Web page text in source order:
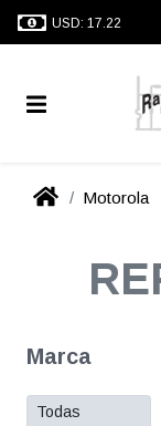
USD: 17.22
Motorola
Marca
Todas